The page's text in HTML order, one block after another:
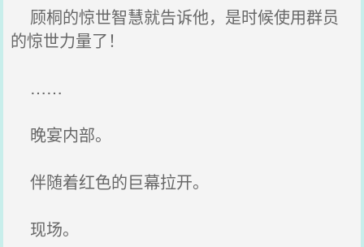
顾桐的惊世智慧就告诉他，是时候使用群员
的惊世力量了！
……
晚宴内部。
伴随着红色的巨幕拉开。
现场。